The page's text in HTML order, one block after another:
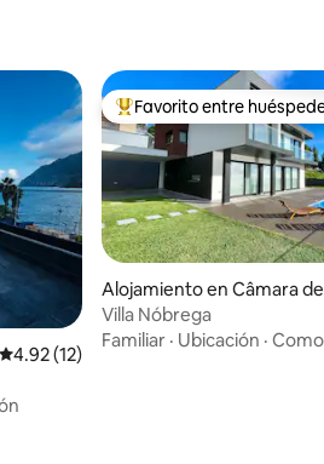
Calificación promedio: 4.92 de 5, 12
4.92 (12)
Favorito entre huéspedes
Favorito entre
Alojamiento en Câmara de
os
Villa Nóbrega
Familiar · Ubicación ·